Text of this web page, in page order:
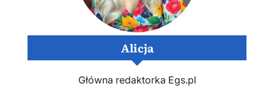
Alicja
Główna redaktorka Egs.pl